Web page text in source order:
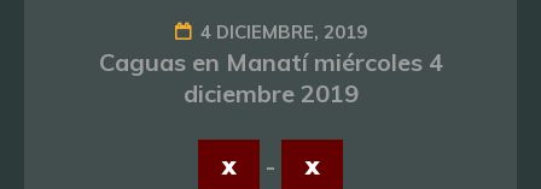
4 DICIEMBRE, 2019
Caguas en Manatí miércoles 4
diciembre 2019
x - x